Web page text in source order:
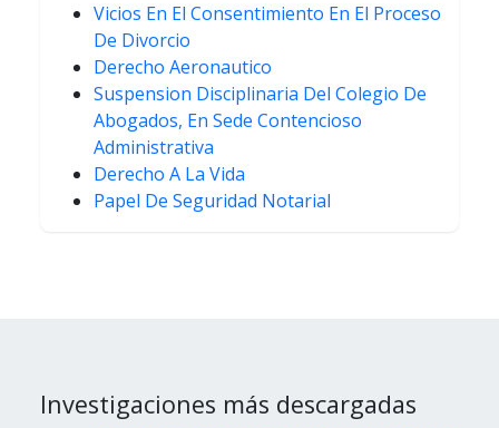
Vicios En El Consentimiento En El Proceso
De Divorcio
Derecho Aeronautico
Suspension Disciplinaria Del Colegio De
Abogados, En Sede Contencioso
Administrativa
Derecho A La Vida
Papel De Seguridad Notarial
Investigaciones más descargadas